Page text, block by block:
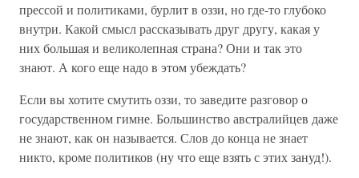
прессой и политиками, бурлит в оззи, но где-то глубоко
внутри. Какой смысл рассказывать друг другу, какая у
них большая и великолепная страна? Они и так это
знают. А кого еще надо в этом убеждать?
Если вы хотите смутить оззи, то заведите разговор о
государственном гимне. Большинство австралийцев даже
не знают, как он называется. Слов до конца не знает
никто, кроме политиков (ну что еще взять с этих зануд!).